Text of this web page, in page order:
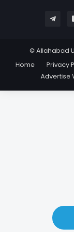
© Allahabad
Home
Privacy
Advertise